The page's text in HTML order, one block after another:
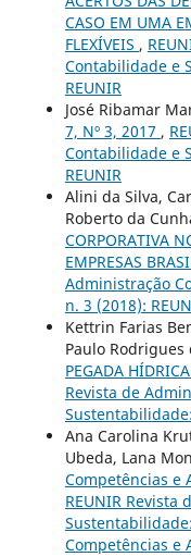
CASO EM UMA
FLEXÍVEIS ,
Contabilidade e
REUNIR
José Ribamar
7, Nº 3, 2017 ,
Contabilidade e
REUNIR
Alini da Silva,
Roberto da
CORPORATIVA
EMPRESAS
Administração
n. 3 (2018):
Kettrin Farias
Paulo Rodrigues
PEGADA
Revista de
Ana Carolina
Ubeda, Lana
Competências e
REUNIR
Competências e